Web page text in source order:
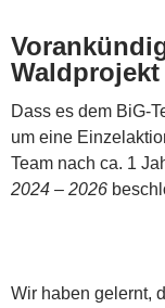
Waldprojekt
Dass es dem BiG-
um eine
Team nach ca. 1
2024 – 2026
Wir haben gelernt,